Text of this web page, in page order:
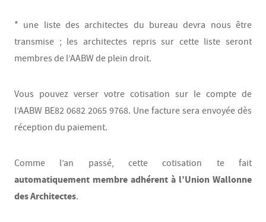
* une liste des architectes du bureau devra nous être
transmise ; les architectes repris sur cette liste seront
membres de l’AABW de plein droit.
Vous pouvez verser votre cotisation sur le compte de
l’AABW BE82 0682 2065 9768. Une facture sera envoyée dès
réception du paiement.
Comme l’an passé, cette cotisation te fait
automatiquement membre adhérent à l’Union Wallonne
des Architectes.